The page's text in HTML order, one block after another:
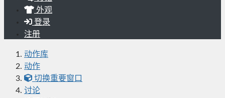
外观
登录
注册
动作库
动作
切换重要窗口
讨论